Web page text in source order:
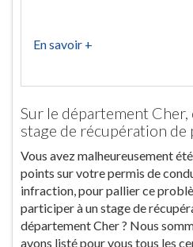
En savoir +
Sur le département
stage de récupération de
Vous avez malheureusement
points sur votre permis de
infraction, pour pallier ce
participer à un stage de
département Cher ? Nous
avons listé pour vous tous les